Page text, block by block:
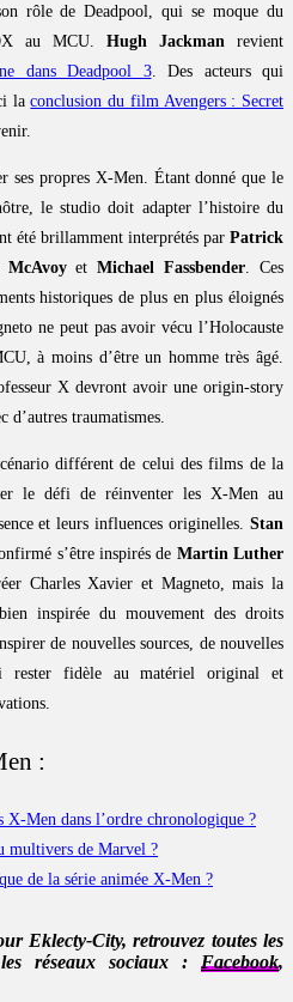
rôle de Deadpool, qui se moque du
au MCU. Hugh Jackman revient
dans Deadpool 3. Des acteurs qui
laconclusion du film Avengers : Secret
ses propres X-Men. Étant donné que le
le studio doit adapter l’histoire du
été brillamment interprétés par Patrick
McAvoyetMichael Fassbender. Ces
historiques de plus en plus éloignés
ne peut pas avoir vécu l’Holocauste
à moins d’être un homme très âgé.
X devront avoir une origin-story
traumatismes.
différent de celui des films de la
le défi de réinventer les X-Men au
et leurs influences originelles. Stan
s’être inspirés de Martin Luther
Charles Xavier et Magneto, mais la
inspirée du mouvement des droits
de nouvelles sources, de nouvelles
rester fidèle au matériel original et
:
X-Men dans l’ordre chronologique ?
multivers de Marvel ?
de la série animée X-Men ?
Eklecty-City, retrouvez toutes les
réseaux sociaux : Facebook,